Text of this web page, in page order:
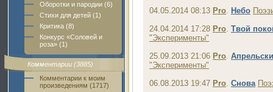
Оборотки и пародии (6)
Стихи для детей (1)
Критика (8)
Конкурс «Соловей и
роза» (1)
Комментарии (3885)
Комментарии к моим
произведениям (1717)
04.05.2014 08:13 Pro. Небо
24.04.2014 17:28 Pro. Твой
"Эксперименты"
25.09.2013 21:06 Pro.
"Эксперименты"
06.08.2013 19:47 Pro. Снова